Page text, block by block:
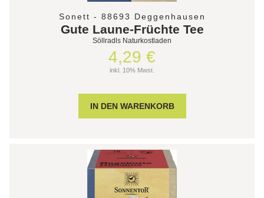
Sonett - 88693 Deggenhausen
Gute Laune-Früchte Tee
Söllradls Naturkostladen
4,29 €
inkl. 10% Mwst.